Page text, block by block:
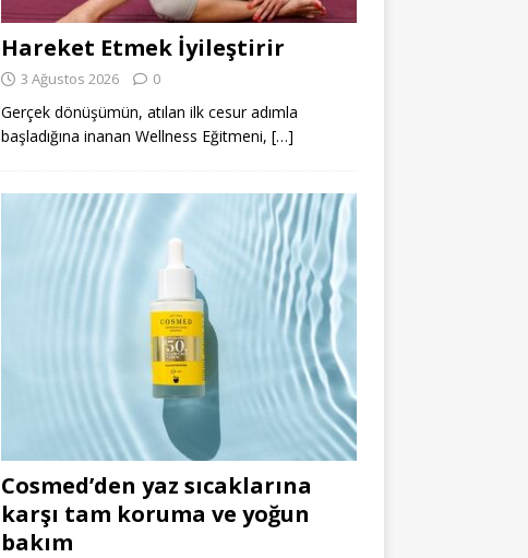
Hareket Etmek İyileştirir
3 Ağustos 2026 0
Gerçek dönüşümün, atılan ilk cesur adımla
başladığına inanan Wellness Eğitmeni, […]
Cosmed’den yaz sıcaklarına
karşı tam koruma ve yoğun
bakım